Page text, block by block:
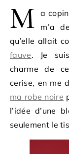
M
a
m’a
qu’elle allait
fauve. Je
charme de
cerise, en me
ma robe noire
l’idée d’une
seulement le